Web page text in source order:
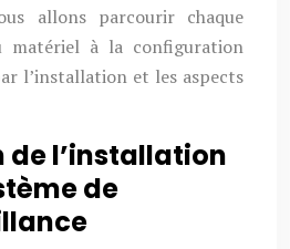
allons parcourir chaque
matériel à la configuration
l’installation et les aspects
de l’installation
de